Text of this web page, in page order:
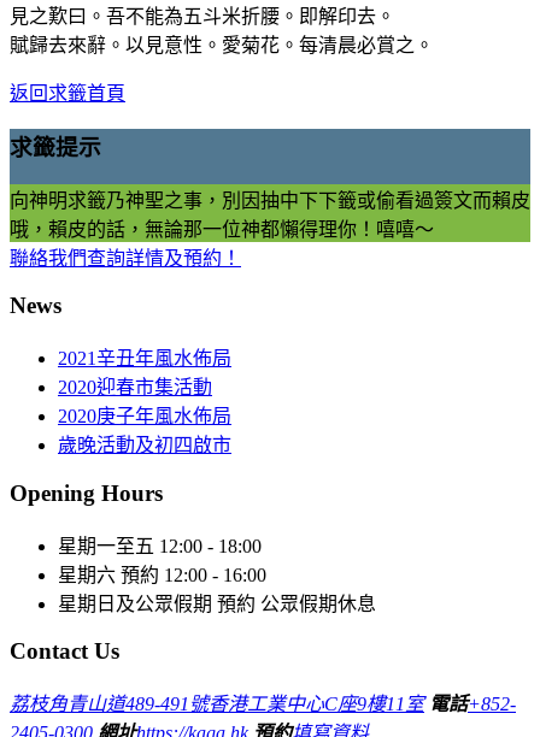
見之歎曰。吾不能為五斗米折腰。即解印去。
賦歸去來辭。以見意性。愛菊花。每清晨必賞之。
返回求籤首頁
求籤提示
向神明求籤乃神聖之事，別因抽中下下籤或偷看過簽文而賴皮
哦，賴皮的話，無論那一位神都懶得理你！嘻嘻～
聯絡我們查詢詳情及預約！
News
2021辛丑年風水佈局
2020迎春市集活動
2020庚子年風水佈局
歲晚活動及初四啟市
Opening Hours
星期一至五 12:00 - 18:00
星期六 預約 12:00 - 16:00
星期日及公眾假期 預約 公眾假期休息
Contact Us
荔枝角青山道489-491號香港工業中心C座9樓11室 電話+852-
2405-0300 網址https://kaga.hk 預約填寫資料